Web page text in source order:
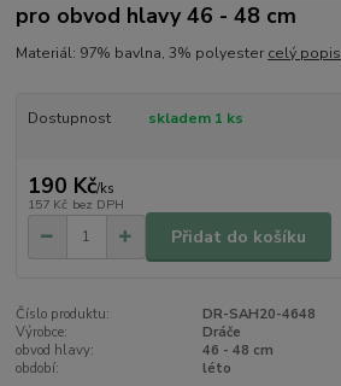
pro obvod hlavy 46 - 48 cm
Materiál: 97% bavlna, 3% polyester celý popis
Dostupnost skladem 1 ks
190 Kč/ks
157 Kč bez DPH
Přidat do košíku
Číslo produktu:
DR-SAH20-4648
Výrobce:
Dráče
obvod hlavy:
46 - 48 cm
období:
léto